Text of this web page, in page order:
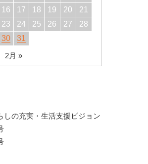
16 17 18 19 20
21
23 24 25 26 27
28
30 31
2月 »
しの充実・生活支援ビジョン